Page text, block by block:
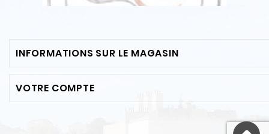
INFORMATIONS SUR LE MAGASIN
VOTRE COMPTE